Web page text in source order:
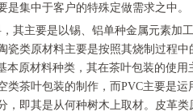
集中于客户的特殊定做需求之中。
其主要是以锡、铝单种金属元素加
瓷类原材料主要是按照其烧制过程
本原材料种类，其在茶叶包装的使
类茶叶包装的制作，而PVC主要是
，即其是从何种树木上取材。皮革